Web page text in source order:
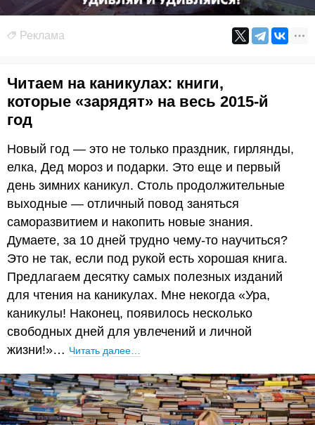
Реклама
Читаем на каникулах: книги,
которые «зарядят» на весь 2015-й
год
Новый год — это не только праздник, гирлянды,
елка, Дед мороз и подарки. Это еще и первый
день зимних каникул. Столь продолжительные
выходные — отличный повод заняться
саморазвитием и накопить новые знания.
Думаете, за 10 дней трудно чему-то научиться?
Это не так, если под рукой есть хорошая книга.
Предлагаем десятку самых полезных изданий
для чтения на каникулах. Мне некогда «Ура,
каникулы! Наконец, появилось несколько
свободных дней для увлечений и личной
жизни!»… Читать далее…